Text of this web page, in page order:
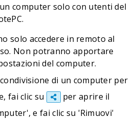
computer solo con utenti del
solo accedere in remoto al
Non potranno apportare
del computer.
di un computer per
fai clic su
per aprire il
e fai clic su 'Rimuovi'